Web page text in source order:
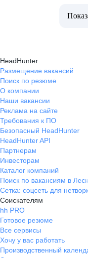
HeadHunter
Размещение вакансий
Поиск по резюме
О компании
Наши вакансии
Реклама на сайте
Требования к ПО
Безопасный HeadHunter
HeadHunter API
Партнерам
Инвесторам
Каталог компаний
Поиск по вакансиям в
Сетка: соцсеть для
Соискателям
hh PRO
Готовое резюме
Все сервисы
Хочу у вас работать
Производственный